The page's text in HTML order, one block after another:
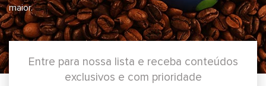
maior.
Entre para nossa lista e receba conteúdos
exclusivos e com prioridade